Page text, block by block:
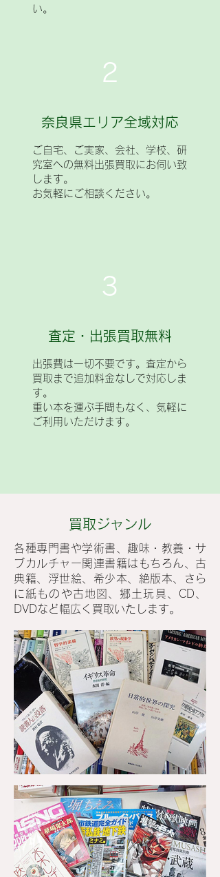
い。
2
奈良県エリア全域対応
ご自宅、ご実家、会社、学校、研
究室への無料出張買取にお伺い致
します。
お気軽にご相談ください。
3
査定・出張買取無料
出張費は一切不要です。査定から
買取まで追加料金なしで対応しま
す。
重い本を運ぶ手間もなく、気軽に
ご利用いただけます。
買取ジャンル
各種専門書や学術書、趣味・教養・サ
ブカルチャー関連書籍はもちろん、古
典籍、浮世絵、希少本、絶版本、さら
に紙ものや古地図、郷土玩具、CD、
DVDなど幅広く買取いたします。